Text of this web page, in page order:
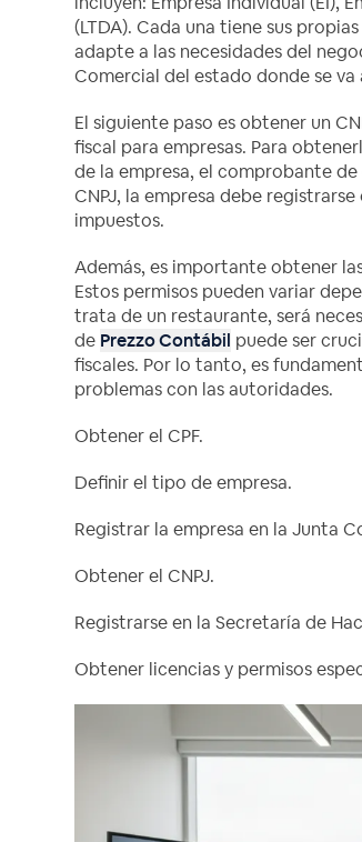
(LTDA). Cada una tiene sus
adapte a las necesidades del
Comercial del estado donde se va
El siguiente paso es obtener un
fiscal para empresas. Para
de la empresa, el comprobante
CNPJ, la empresa debe
impuestos.
Además, es importante obtener
Estos permisos pueden variar
trata de un restaurante, será
de Prezzo Contábil puede ser
fiscales. Por lo tanto, es
problemas con las autoridades.
Obtener el CPF.
Definir el tipo de empresa.
Registrar la empresa en la Junta
Obtener el CNPJ.
Registrarse en la Secretaría de
Obtener licencias y permisos